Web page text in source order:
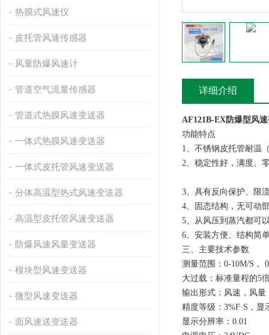
热膜式风速仪
皮托管风速传感器
风量防爆风速计
管道空气流量传感器
管道式热膜风速变送器
一体式热膜风速变送器
一体式皮托管风速变送器
分体高温型热式风速变送器
高温型皮托管风速变送器
防爆风速风量变送器
模块型风速变送器
微型风速变送器
面风速送变送器
详细介绍
AF121B-EX防爆型风
功能特点
1、不锈钢皮托管耐温
2、稳定性好，满度、
3、具有反向保护、限
4、固态结构，无可动
5、从风压到蒸汽都可
6、安装方便、结构简
三、主要技术参数
测量范围：0-10M/S，
大过载：标准量程的5
输出形式：风速，风量
精度等级：3%F·S，显
显示分辨率：0.01